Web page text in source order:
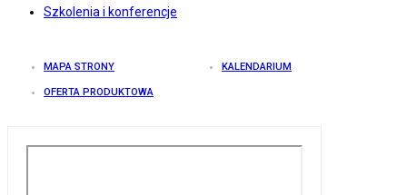
Szkolenia i konferencje
MAPA STRONY KALENDARIUM
OFERTA PRODUKTOWA